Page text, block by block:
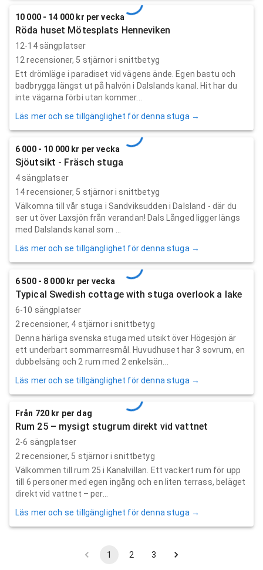
10 000 - 14 000 kr per vecka
Röda huset Mötesplats Henneviken
12-14 sängplatser
12 recensioner, 5 stjärnor i snittbetyg
Ett drömläge i paradiset vid vägens ände. Egen bastu och
badbrygga längst ut på halvön i Dalslands kanal. Hit har du
inte vägarna förbi utan kommer...
Läs mer och se tillgänglighet för denna stuga →
6 000 - 10 000 kr per vecka
Sjöutsikt - Fräsch stuga
4 sängplatser
14recensioner, 5 stjärnor i snittbetyg
Välkomna till vår stuga i Sandviksudden i Dalsland - där du
ser ut över Laxsjön från verandan! Dals Långed ligger längs
med Dalslands kanal som ...
Läs mer och se tillgänglighet för denna stuga →
6 500 - 8 000 kr per vecka
Typical Swedish cottage with stuga overlook a lake
6-10 sängplatser
2 recensioner, 4 stjärnor i snittbetyg
Denna härliga svenska stuga med utsikt över Högesjön är
ett underbart sommarresmål. Huvudhuset har 3 sovrum, en
dubbelsäng och 2 rum med 2 enkelsän...
Läs mer och se tillgänglighet för denna stuga →
Från 720 kr per dag
Rum 25 – mysigt stugrum direkt vid vattnet
2-6 sängplatser
2 recensioner, 5 stjärnor i snittbetyg
Välkommen till rum 25 i Kanalvillan. Ett vackert rum för upp
till 6 personer med egen ingång och en liten terrass, beläget
direkt vid vattnet – per...
Läs mer och se tillgänglighet för denna stuga →
1 2 3